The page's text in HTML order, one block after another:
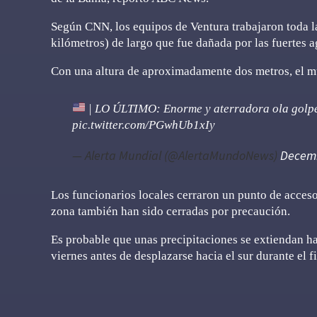
Según CNN, los equipos de Ventura trabajaron
kilómetros) de largo que fue dañada por las fuertes
Con una altura de aproximadamente dos metros, el
| LO ÚLTIMO: Enorme y aterradora ola
pic.twitter.com/PGwhUb1xIy
— Alerta Mundial (@AlertaMundoNews)
Los funcionarios locales cerraron un punto de
zona también han sido cerradas por precaución.
Es probable que unas precipitaciones se extiendan
viernes antes de desplazarse hacia el sur durante el